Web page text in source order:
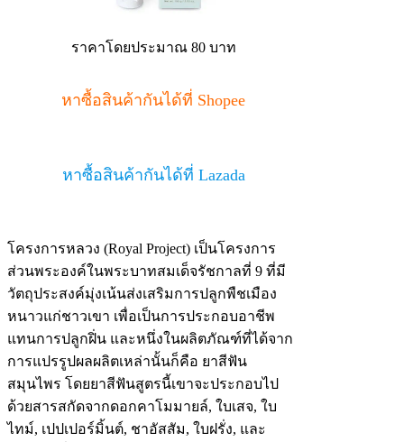
ราคาโดยประมาณ 80 บาท
หาซื้อสินค้ากันได้ที่ Shopee
หาซื้อสินค้ากันได้ที่ Lazada
โครงการหลวง (Royal Project) เป็นโครงการ
ส่วนพระองค์ในพระบาทสมเด็จรัชกาลที่ 9 ที่มี
วัตถุประสงค์มุ่งเน้นส่งเสริมการปลูกพืชเมือง
หนาวแก่ชาวเขา เพื่อเป็นการประกอบอาชีพ
แทนการปลูกฝิ่น และหนึ่งในผลิตภัณฑ์ที่ได้จาก
การแปรรูปผลผลิตเหล่านั้นก็คือ ยาสีฟัน
สมุนไพร โดยยาสีฟันสูตรนี้เขาจะประกอบไป
ด้วยสารสกัดจากดอกคาโมมายล์, ใบเสจ, ใบ
ไทม์, เปปเปอร์มิ้นต์, ชาอัสสัม, ใบฝรั่ง, และ